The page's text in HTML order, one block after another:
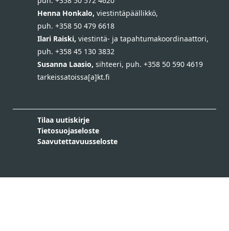
Henna Honkalo, viestintäpäällikkö,
puh. +358 50 479 6618
Ilari Raiski, viestintä- ja tapahtumakoordinaattori,
puh. +358 45 130 3832
Susanna Laasio, sihteeri, puh. +358 50 590 4619
tarkeissatoissa[a]kt.fi
Tilaa uutiskirje
Tietosuojaseloste
Saavutettavuusseloste